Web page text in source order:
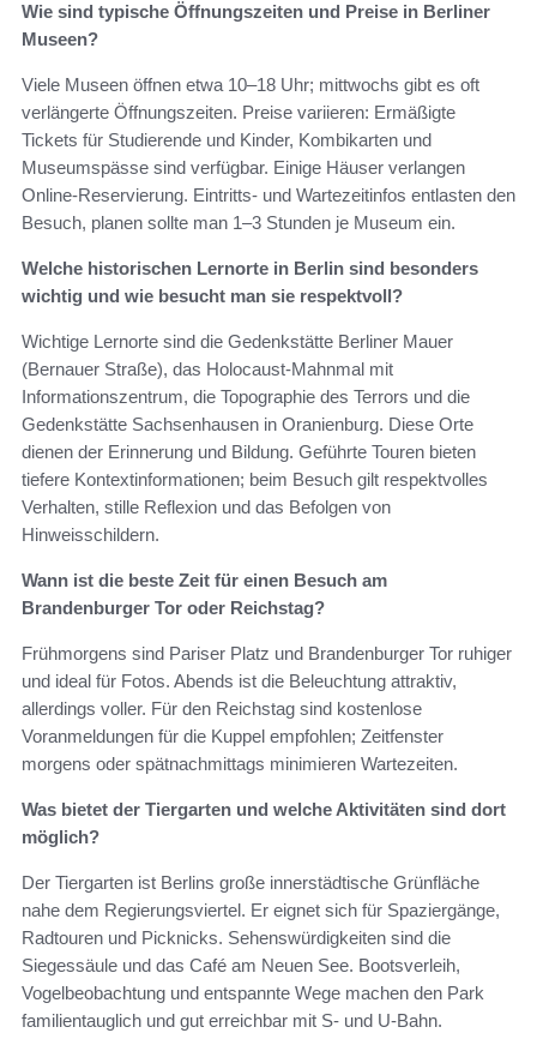
Wie sind typische Öffnungszeiten und Preise in Berliner
Museen?
Viele Museen öffnen etwa 10–18 Uhr; mittwochs gibt es oft
verlängerte Öffnungszeiten. Preise variieren: Ermäßigte
Tickets für Studierende und Kinder, Kombikarten und
Museumspässe sind verfügbar. Einige Häuser verlangen
Online-Reservierung. Eintritts- und Wartezeitinfos entlasten den
Besuch, planen sollte man 1–3 Stunden je Museum ein.
Welche historischen Lernorte in Berlin sind besonders
wichtig und wie besucht man sie respektvoll?
Wichtige Lernorte sind die Gedenkstätte Berliner Mauer
(Bernauer Straße), das Holocaust-Mahnmal mit
Informationszentrum, die Topographie des Terrors und die
Gedenkstätte Sachsenhausen in Oranienburg. Diese Orte
dienen der Erinnerung und Bildung. Geführte Touren bieten
tiefere Kontextinformationen; beim Besuch gilt respektvolles
Verhalten, stille Reflexion und das Befolgen von
Hinweisschildern.
Wann ist die beste Zeit für einen Besuch am
Brandenburger Tor oder Reichstag?
Frühmorgens sind Pariser Platz und Brandenburger Tor ruhiger
und ideal für Fotos. Abends ist die Beleuchtung attraktiv,
allerdings voller. Für den Reichstag sind kostenlose
Voranmeldungen für die Kuppel empfohlen; Zeitfenster
morgens oder spätnachmittags minimieren Wartezeiten.
Was bietet der Tiergarten und welche Aktivitäten sind dort
möglich?
Der Tiergarten ist Berlins große innerstädtische Grünfläche
nahe dem Regierungsviertel. Er eignet sich für Spaziergänge,
Radtouren und Picknicks. Sehenswürdigkeiten sind die
Siegessäule und das Café am Neuen See. Bootsverleih,
Vogelbeobachtung und entspannte Wege machen den Park
familientauglich und gut erreichbar mit S- und U-Bahn.